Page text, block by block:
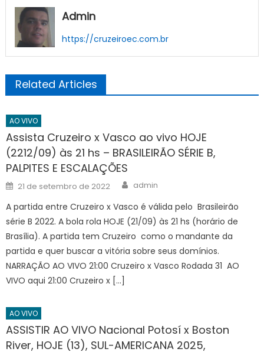
Admin
https://cruzeiroec.com.br
Related Articles
AO VIVO
Assista Cruzeiro x Vasco ao vivo HOJE
(2212/09) às 21 hs – BRASILEIRÃO SÉRIE B,
PALPITES E ESCALAÇÕES
Posted
on
21 de setembro de 2022 Author
admin
A partida entre Cruzeiro x Vasco é válida pelo Brasileirão
série B 2022. A bola rola HOJE (21/09) às 21 hs (horário de
Brasília). A partida tem Cruzeiro como o mandante da
partida e quer buscar a vitória sobre seus domínios.
NARRAÇÃO AO VIVO 21:00 Cruzeiro x Vasco Rodada 31 AO
VIVO aqui 21:00 Cruzeiro x […]
AO VIVO
ASSISTIR AO VIVO Nacional Potosí x Boston
River, HOJE (13), SUL-AMERICANA 2025,